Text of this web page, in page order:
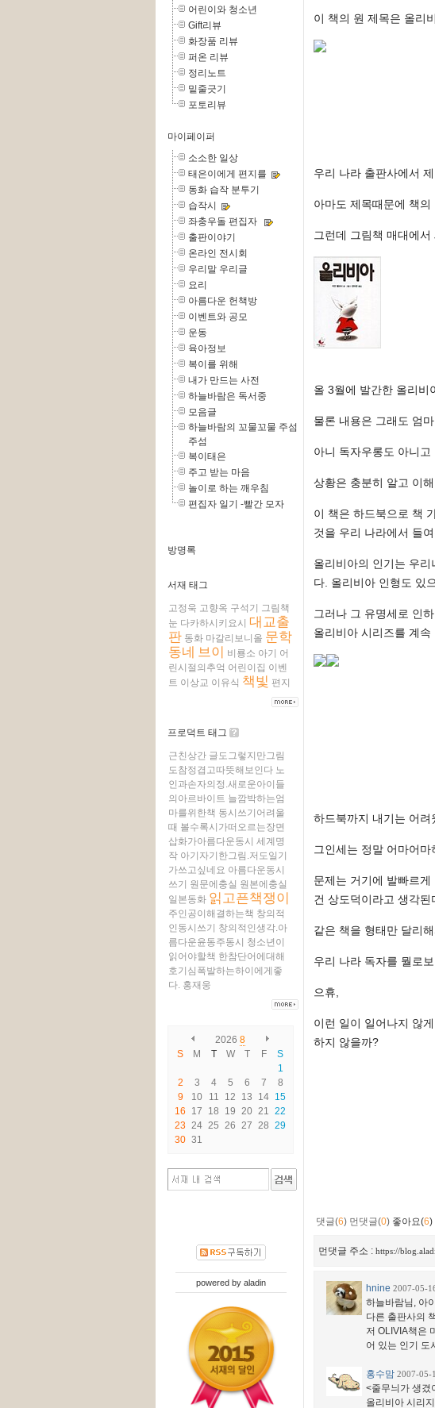
어린이와 청소년
Gift리뷰
화장품 리뷰
퍼온 리뷰
정리노트
밑줄긋기
포토리뷰
마이페이퍼
소소한 일상
태은이에게 편지를
동화 습작 분투기
습작시
좌충우돌 편집자
출판이야기
온라인 전시회
우리말 우리글
요리
아름다운 헌책방
이벤트와 공모
운동
육아정보
복이를 위해
내가 만드는 사전
하늘바람은 독서중
모음글
하늘바람의 꼬물꼬물 주섬
주섬
복이태은
주고 받는 마음
놀이로 하는 깨우침
편집자 일기 -빨간 모자
방명록
서재 태그
고정욱 고향옥 구석기 그림책
눈 다카하시키요시 대교출
판 동화 마갈리보니올 문학
동네 브이 비룡소 아기 어
린시절의추억 어린이집 이벤
트 이상교 이유식 책빛 편지
프로덕트 태그
근친상간 글도그렇지만그림
도참정겹고따뜻해보인다 노
인과손자의정.새로운아이들
의아르바이트 늘깜박하는엄
마를위한책 동시쓰기어려울
때 볼수록시가떠오르는장면
삽화가아름다운동시 세계명
작 아기자기한그림.저도일기
가쓰고싶네요 아름다운동시
쓰기 원문에충실 원본에충실
일본동화 읽고픈책쟁이
주인공이해결하는책 창의적
인동시쓰기 창의적인생각.아
름다운윤동주동시 청소년이
읽어야할책 한참단어에대해
호기심폭발하는하이에게좋
다. 홍재웅
2026 8
S
M T W T F
S
1
2
3 4 5 6 7
8
9
10 11 12 13 14 15
16
17 18 19 20 21
22
23 24 25 26 27 28 29
30 31
powered by aladin
이 책의 원 제목은 올리
우리 나라 출판사에서
아마도 제목때문에 책
그런데 그림책 매대에서
올 3월에 발간한 올리비
물론 내용은 그래도 엄
아니 독자우롱도 아니
상황은 충분히 알고 이
이 책은 하드북으로 책
것을 우리 나라에서 들
올리비아의 인기는 우
다. 올리비아 인형도 있
그러나 그 유명세로 인
올리비아 시리즈를 계속
하드북까지 내기는 어려
그인세는 정말 어마어마
문제는 거기에 발빠르
건 상도덕이라고 생각된
같은 책을 형태만 달리
우리 나라 독자를 뭘로
으휴,
이런 일이 일어나지 않
하지 않을까?
댓글(6) 먼댓글(0) 좋아요(6)
먼댓글 주소 : https://
hnine 2007-05-
하늘바람님, 아
다른 출판사의
저 OLIVIA책은
어 있는 인기 도
홍수맘 2007-05-
<줄무늬가 생겼
올리비아 시리